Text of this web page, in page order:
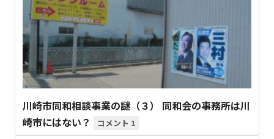
川崎市同和相談事業の謎（３） 同和会の事務所は川
崎市にはない？
1